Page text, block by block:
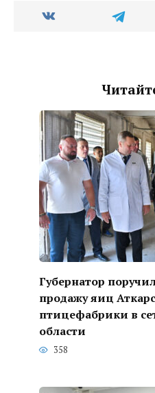
Губернатор
продажу яиц
птицефабрики в
области
358